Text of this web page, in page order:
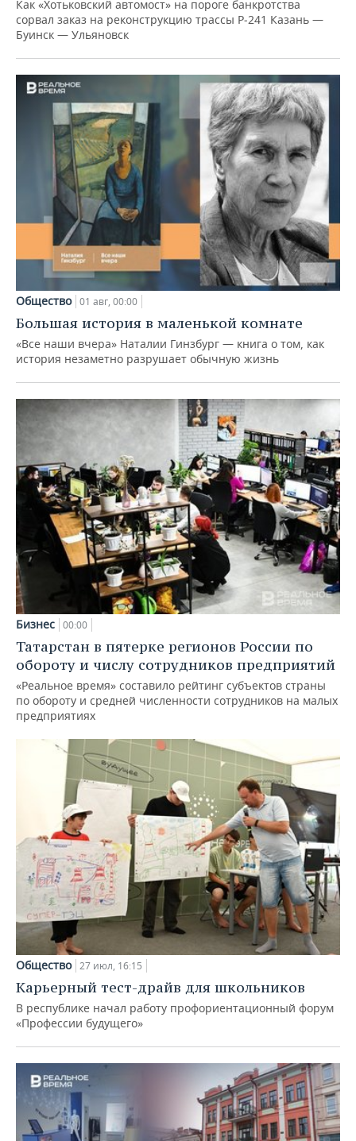
Как «Хотьковский автомост» на пороге банкротства
сорвал заказ на реконструкцию трассы Р‑241 Казань —
Буинск — Ульяновск
Общество 01 авг, 00:00
Большая история в маленькой комнате
«Все наши вчера» Наталии Гинзбург — книга о том, как
история незаметно разрушает обычную жизнь
Бизнес 00:00
Татарстан в пятерке регионов России по
обороту и числу сотрудников предприятий
«Реальное время» составило рейтинг субъектов страны
по обороту и средней численности сотрудников на малых
предприятиях
Общество 27 июл, 16:15
Карьерный тест-драйв для школьников
В республике начал работу профориентационный форум
«Профессии будущего»